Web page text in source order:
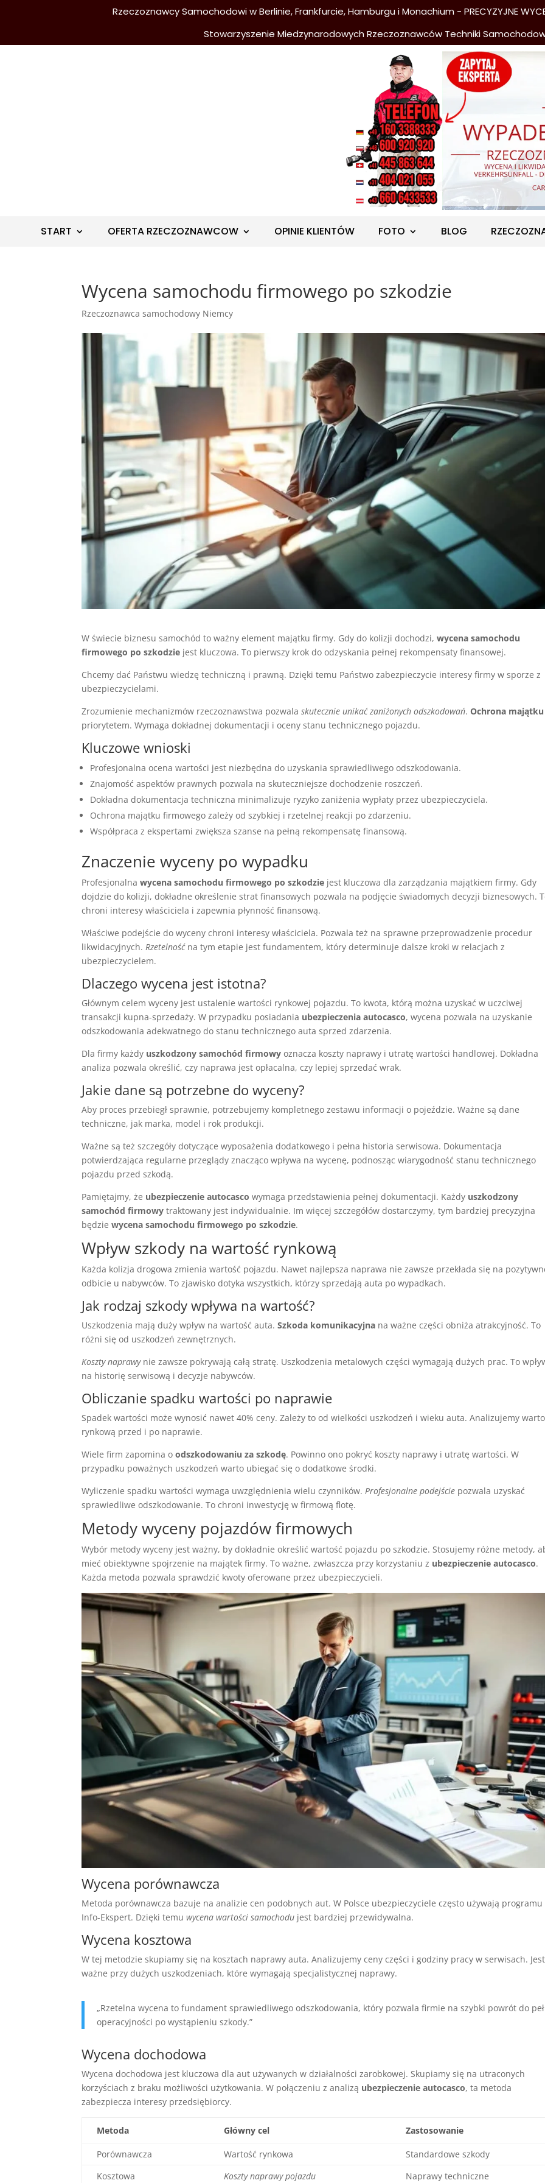
Rzeczoznawcy Samochodowi w Berlinie, Frankfurcie, Hamburgu i Monachium - PRECYZYJNE
Stowarzyszenie Miedzynarodowych Rzeczoznawców Techniki
START OFERTA RZECZOZNAWCOW OPINIE KLIENTÓW FOTO BLOG
Wycena samochodu firmowego po szkodzie
Rzeczoznawca samochodowy Niemcy
W świecie biznesu samochód to ważny element majątku firmy. Gdy do kolizji dochodzi,wycena samochodu
firmowego po szkodzie jest kluczowa. To pierwszy krok do odzyskania pełnej rekompensaty finansowej.
Chcemy dać Państwu wiedzę techniczną i prawną. Dzięki temu Państwo zabezpieczycie interesy firmy w sporze z
ubezpieczycielami.
Zrozumienie mechanizmów rzeczoznawstwa pozwalaskutecznie unikać zaniżonych odszkodowań.Ochrona majątku
priorytetem. Wymaga dokładnej dokumentacji i oceny stanu technicznego pojazdu.
Kluczowe wnioski
Profesjonalna ocena wartości jest niezbędna do uzyskania sprawiedliwego odszkodowania.
Znajomość aspektów prawnych pozwala na skuteczniejsze dochodzenie roszczeń.
Dokładna dokumentacja techniczna minimalizuje ryzyko zaniżenia wypłaty przez ubezpieczyciela.
Ochrona majątku firmowego zależy od szybkiej i rzetelnej reakcji po zdarzeniu.
Współpraca z ekspertami zwiększa szanse na pełną rekompensatę finansową.
Znaczenie wyceny po wypadku
Profesjonalnawycena samochodu firmowego po szkodzie jest kluczowa dla zarządzania majątkiem firmy. Gdy
dojdzie do kolizji, dokładne określenie strat finansowych pozwala na podjęcie świadomych decyzji biznesowych.
chroni interesy właściciela i zapewnia płynność finansową.
Właściwe podejście do wyceny chroni interesy właściciela. Pozwala też na sprawne przeprowadzenie procedur
likwidacyjnych. Rzetelnośćna tym etapie jest fundamentem, który determinuje dalsze kroki w relacjach z
ubezpieczycielem.
Dlaczego wycena jest istotna?
Głównym celem wyceny jest ustalenie wartości rynkowej pojazdu. To kwota, którą można uzyskać w uczciwej
transakcji kupna-sprzedaży. W przypadku posiadania ubezpieczenia autocasco, wycena pozwala na uzyskanie
odszkodowania adekwatnego do stanu technicznego auta sprzed zdarzenia.
Dla firmy każdy uszkodzony samochód firmowy oznacza koszty naprawy i utratę wartości handlowej. Dokładna
analiza pozwala określić, czy naprawa jest opłacalna, czy lepiej sprzedać wrak.
Jakie dane są potrzebne do wyceny?
Aby proces przebiegł sprawnie, potrzebujemy kompletnego zestawu informacji o pojeździe. Ważne są dane
techniczne, jak marka, model i rok produkcji.
Ważne są też szczegóły dotyczące wyposażenia dodatkowego i pełna historia serwisowa. Dokumentacja
potwierdzająca regularne przeglądy znacząco wpływa na wycenę, podnosząc wiarygodność stanu technicznego
pojazdu przed szkodą.
Pamiętajmy, że ubezpieczenie autocasco wymaga przedstawienia pełnej dokumentacji. Każdy uszkodzony
samochód firmowy traktowany jest indywidualnie. Im więcej szczegółów dostarczymy, tym bardziej precyzyjna
będziewycena samochodu firmowego po szkodzie.
Wpływ szkody na wartość rynkową
Każda kolizja drogowa zmienia wartość pojazdu. Nawet najlepsza naprawa nie zawsze przekłada się na
odbicie u nabywców. To zjawisko dotyka wszystkich, którzy sprzedają auta po wypadkach.
Jak rodzaj szkody wpływa na wartość?
Uszkodzenia mają duży wpływ na wartość auta.Szkoda komunikacyjna na ważne części obniża atrakcyjność. To
różni się od uszkodzeń zewnętrznych.
Koszty naprawynie zawsze pokrywają całą stratę. Uszkodzenia metalowych części wymagają dużych prac. To
na historię serwisową i decyzje nabywców.
Obliczanie spadku wartości po naprawie
Spadek wartości może wynosić nawet 40% ceny. Zależy to od wielkości uszkodzeń i wieku auta. Analizujemy
rynkową przed i po naprawie.
Wiele firm zapomina oodszkodowaniu za szkodę. Powinno ono pokryć koszty naprawy i utratę wartości. W
przypadku poważnych uszkodzeń warto ubiegać się o dodatkowe środki.
Wyliczenie spadku wartości wymaga uwzględnienia wielu czynników. Profesjonalne podejście pozwala uzyskać
sprawiedliwe odszkodowanie. To chroni inwestycję w firmową flotę.
Metody wyceny pojazdów firmowych
Wybór metody wyceny jest ważny, by dokładnie określić wartość pojazdu po szkodzie. Stosujemy różne metody,
mieć obiektywne spojrzenie na majątek firmy. To ważne, zwłaszcza przy korzystaniu z ubezpieczenie autocasco.
Każda metoda pozwala sprawdzić kwoty oferowane przez ubezpieczycieli.
Wycena porównawcza
Metoda porównawcza bazuje na analizie cen podobnych aut. W Polsce ubezpieczyciele często używają programu
Info-Ekspert. Dzięki temuwycena wartości samochodu jest bardziej przewidywalna.
Wycena kosztowa
W tej metodzie skupiamy się na kosztach naprawy auta. Analizujemy ceny części i godziny pracy w serwisach.
ważne przy dużych uszkodzeniach, które wymagają specjalistycznej naprawy.
„Rzetelna wycena to fundament sprawiedliwego odszkodowania, który pozwala firmie na szybki powrót do
operacyjności po wystąpieniu szkody.”
Wycena dochodowa
Wycena dochodowa jest kluczowa dla aut używanych w działalności zarobkowej. Skupiamy się na utraconych
korzyściach z braku możliwości użytkowania. W połączeniu z analizą ubezpieczenie autocasco, ta metoda
zabezpiecza interesy przedsiębiorcy.
Metoda Główny cel Zastosowanie
Porównawcza Wartość rynkowa
Standardowe szkody
Kosztowa
Koszty naprawy pojazdu Naprawy techniczne